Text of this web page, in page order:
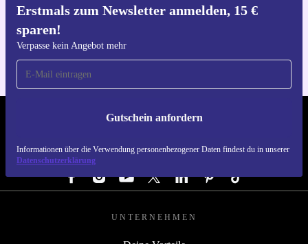
Erstmals zum Newsletter anmelden, 15 €
sparen!
Verpasse kein Angebot mehr
Gutschein anfordern
Informationen über die Verwendung personenbezogener Daten findest du in unserer
Datenschutzerklärung
Hol dir die refurbed-App
REFURBED ÖSTERREICH - RETHINK NEW.
FOLGE UNS
UNTERNEHMEN